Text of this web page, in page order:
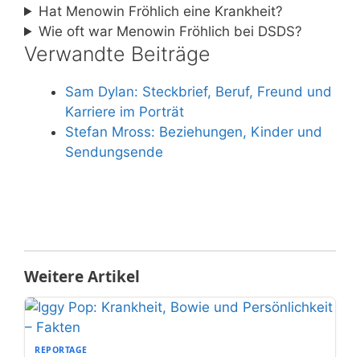
Hat Menowin Fröhlich eine Krankheit?
Wie oft war Menowin Fröhlich bei DSDS?
Verwandte Beiträge
Sam Dylan: Steckbrief, Beruf, Freund und
Karriere im Porträt
Stefan Mross: Beziehungen, Kinder und
Sendungsende
Weitere Artikel
REPORTAGE